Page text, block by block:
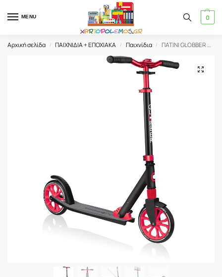
MENU 0
Αρχική σελίδα / ΠΑΙΧΝΙΔΙΑ + ΕΠΟΧΙΑΚΑ / Παιχνίδια / ΠΑΤΙΝΙ GLOBBER ΑΝΑΔΙΠΛΟΥΜΕΝΟ NL 205 BLACK-RED (684-102-2)